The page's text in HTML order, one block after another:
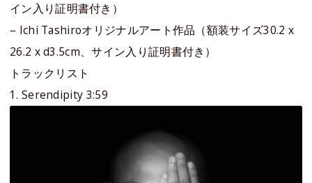
イン入り証明書付き）
– Ichi Tashiroオリジナルアート作品（額装サイズ30.2 x
26.2 x d3.5cm、サイン入り証明書付き）
トラックリスト
1. Serendipity 3:59